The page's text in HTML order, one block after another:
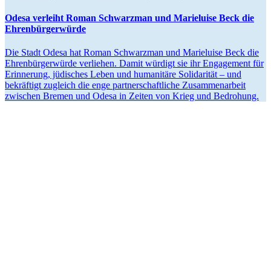
Odesa verleiht Roman Schwarzman und Marie­luise Beck die
Ehrenbürgerwürde
Die Stadt Odesa hat Roman Schwarzman und Marie­luise Beck die
Ehren­bür­ger­würde verliehen. Damit würdigt sie ihr Engagement für
Erinnerung, jüdisches Leben und humanitäre Solida­rität – und
bekräftigt zugleich die enge partner­schaft­liche Zusam­men­arbeit
zwischen Bremen und Odesa in Zeiten von Krieg und Bedrohung.